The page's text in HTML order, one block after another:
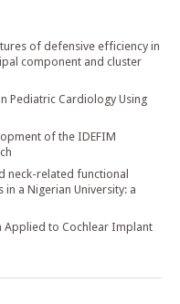
of defensive efficiency in
component and cluster
Pediatric Cardiology Using
of the IDEFIM
neck-related functional
a Nigerian University: a
Applied to Cochlear Implant